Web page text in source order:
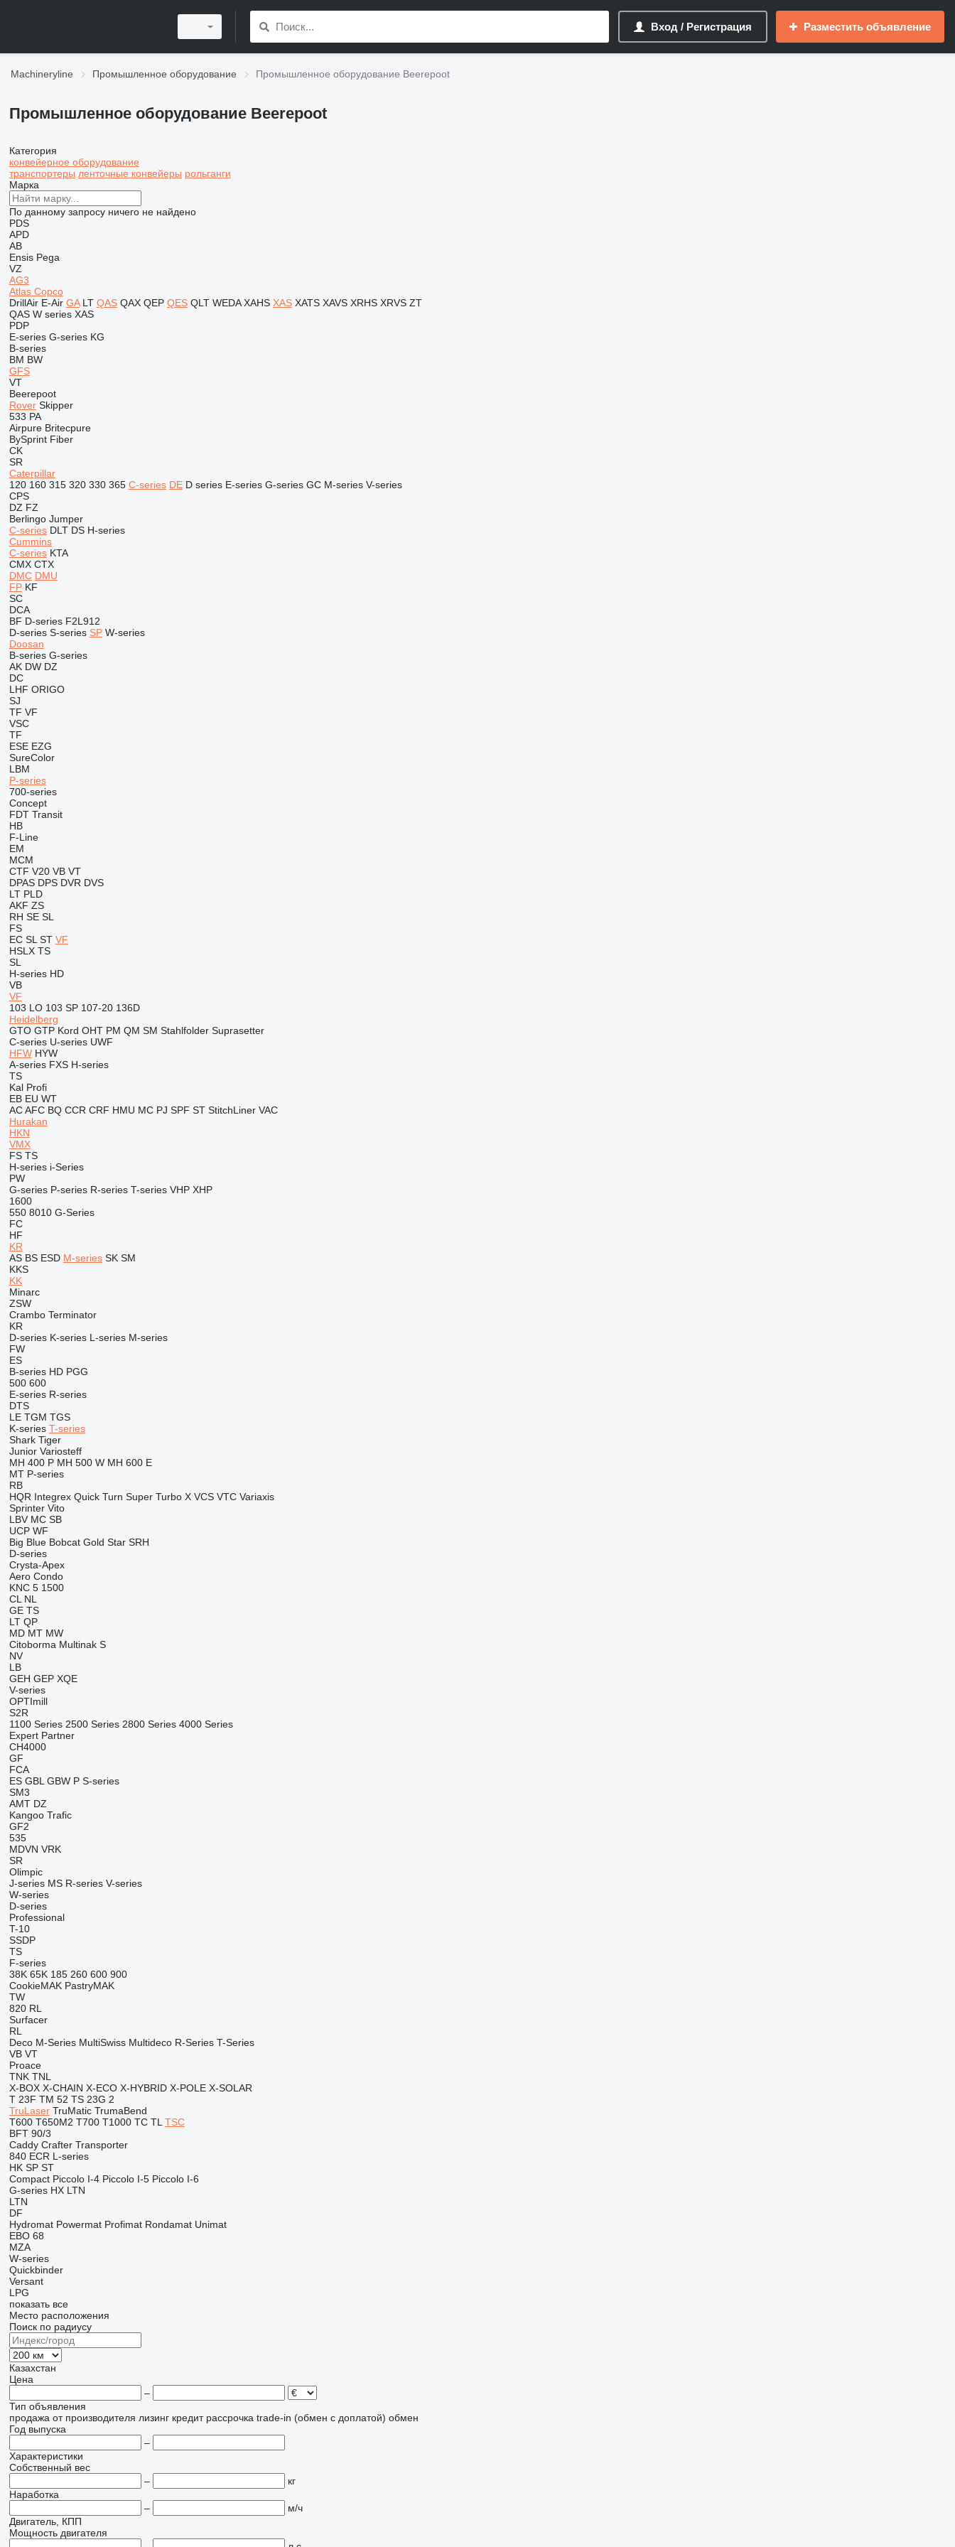
Вход / Регистрация Разместить объявление
Machineryline Промышленное оборудование Промышленное оборудование Beerepoot
Промышленное оборудование Beerepoot
Категория
конвейерное оборудование
транспортеры ленточные конвейеры рольганги
Марка
По данному запросу ничего не найдено
PDS
APD
AB
Ensis Pega
VZ
AG3
Atlas Copco
DrillAir E-Air GA LT QAS QAX QEP QES QLT WEDA XAHS XAS XATS XAVS XRHS XRVS ZT
QAS W series XAS
PDP
E-series G-series KG
B-series
BM BW
GFS
VT
Beerepoot
Rover Skipper
533 PA
Airpure Britecpure
BySprint Fiber
CK
SR
Caterpillar
120 160 315 320 330 365 C-series DE D series E-series G-series GC M-series V-series
CPS
DZ FZ
Berlingo Jumper
C-series DLT DS H-series
Cummins
C-series KTA
CMX CTX
DMC DMU
FP KF
SC
DCA
BF D-series F2L912
D-series S-series SP W-series
Doosan
B-series G-series
AK DW DZ
DC
LHF ORIGO
SJ
TF VF
VSC
TF
ESE EZG
SureColor
LBM
P-series
700-series
Concept
FDT Transit
HB
F-Line
EM
MCM
CTF V20 VB VT
DPAS DPS DVR DVS
LT PLD
AKF ZS
RH SE SL
FS
EC SL ST VF
HSLX TS
SL
H-series HD
VB
VF
103 LO 103 SP 107-20 136D
Heidelberg
GTO GTP Kord OHT PM QM SM Stahlfolder Suprasetter
C-series U-series UWF
HFW HYW
A-series FXS H-series
TS
Kal Profi
EB EU WT
AC AFC BQ CCR CRF HMU MC PJ SPF ST StitchLiner VAC
Hurakan
HKN
VMX
FS TS
H-series i-Series
PW
G-series P-series R-series T-series VHP XHP
1600
550 8010 G-Series
FC
HF
KR
AS BS ESD M-series SK SM
KKS
KK
Minarc
ZSW
Crambo Terminator
KR
D-series K-series L-series M-series
FW
ES
B-series HD PGG
500 600
E-series R-series
DTS
LE TGM TGS
K-series T-series
Shark Tiger
Junior Variosteff
MH 400 P MH 500 W MH 600 E
MT P-series
RB
HQR Integrex Quick Turn Super Turbo X VCS VTC Variaxis
Sprinter Vito
LBV MC SB
UCP WF
Big Blue Bobcat Gold Star SRH
D-series
Crysta-Apex
Aero Condo
KNC 5 1500
CL NL
GE TS
LT QP
MD MT MW
Citoborma Multinak S
NV
LB
GEH GEP XQE
V-series
OPTImill
S2R
1100 Series 2500 Series 2800 Series 4000 Series
Expert Partner
CH4000
GF
FCA
ES GBL GBW P S-series
SM3
AMT DZ
Kangoo Trafic
GF2
535
MDVN VRK
SR
Olimpic
J-series MS R-series V-series
W-series
D-series
Professional
T-10
SSDP
TS
F-series
38K 65K 185 260 600 900
CookieMAK PastryMAK
TW
820 RL
Surfacer
RL
Deco M-Series MultiSwiss Multideco R-Series T-Series
VB VT
Proace
TNK TNL
X-BOX X-CHAIN X-ECO X-HYBRID X-POLE X-SOLAR
T 23F TM 52 TS 23G 2
TruLaser TruMatic TrumaBend
T600 T650M2 T700 T1000 TC TL TSC
BFT 90/3
Caddy Crafter Transporter
840 ECR L-series
HK SP ST
Compact Piccolo I-4 Piccolo I-5 Piccolo I-6
G-series HX LTN
LTN
DF
Hydromat Powermat Profimat Rondamat Unimat
EBO 68
MZA
W-series
Quickbinder
Versant
LPG
показать все
Место расположения
Поиск по радиусу
Казахстан
Цена
–
Тип объявления
продажа от производителя лизинг кредит рассрочка trade-in (обмен с доплатой) обмен
Год выпуска
–
Характеристики
Собственный вес
–
кг
Наработка
–
м/ч
Двигатель, КПП
Мощность двигателя